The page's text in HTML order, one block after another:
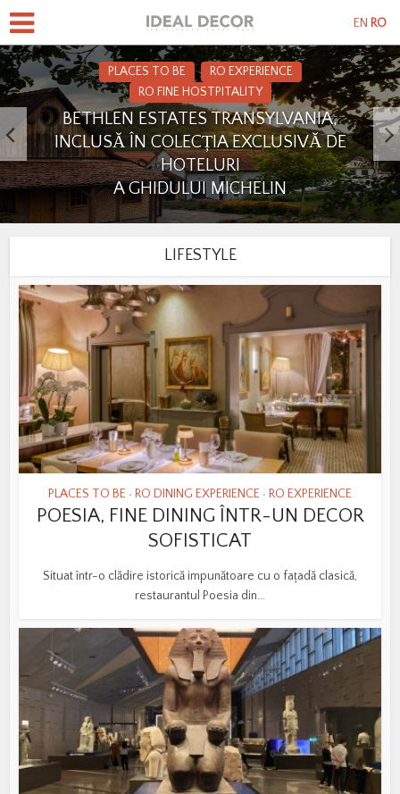
PLACES TO BE
RO EXPERIENCE
RO FINE HOSTPITALITY
BETHLEN ESTATES TRANSYLVANIA,
INCLUSĂ ÎN COLECȚIA EXCLUSIVĂ DE
HOTELURI
A GHIDULUI MICHELIN
LIFESTYLE
PLACES TO BE • RO DINING EXPERIENCE • RO EXPERIENCE
POESIA, FINE DINING ÎNTR-UN DECOR
SOFISTICAT
Situat într-o clădire istorică impunătoare cu o fațadă clasică,
restaurantul Poesia din...
EN RO